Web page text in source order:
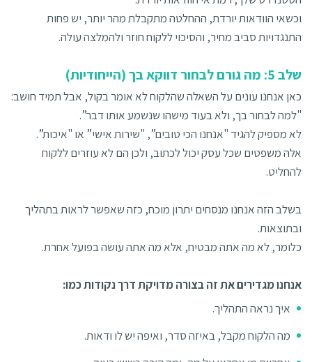
וכשאי הוודאות יורדת, ההחלטה מתקבלת מהר יותר, יש פחות
התנגדויות סביב מחיר, והסיכוי ללקוח חוזר ולהמלצה עולה.
שלב 5: מה גורם לבחור דווקא בך (הייחודיות)
כאן אנחנו עונים על השאלה שהלקוח לא אומר בקול, אבל תמיד חושב:
"למה לבחור בך, ולא בעוד מישהו שנשמע אותו דבר”.
לא מספיק להגיד "אנחנו הכי טובים”, "שירות אישי” או "איכות”.
אלה משפטים שכל עסק יכול לכתוב, ולכן הם לא עוזרים ללקוח
להחליט.
בשלב הזה אנחנו מנסחים יתרון מוכח, כזה שאפשר לראות בתהליך
ובתוצאות.
כלומר, לא מה אתה מבטיח, אלא מה אתה עושה בפועל אחרת.
אנחנו מגדירים את זה בצורה מדויקת דרך נקודות כמו:
איך נראה התהליך.
מה הלקוח מקבל, באיזה סדר, ואיפה יש לו ודאות.